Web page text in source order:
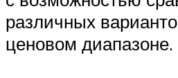
различных
ценовом диапазоне.